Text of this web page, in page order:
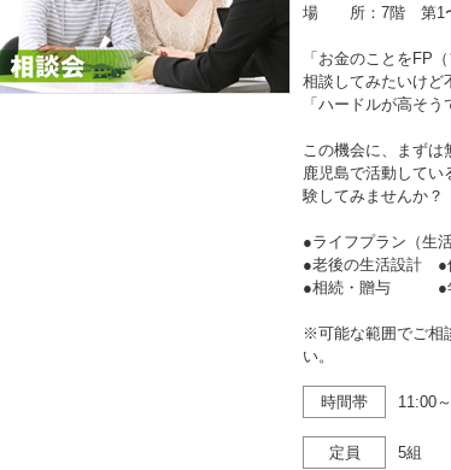
場 所：7階 第1〜
「お金のことをFP
相談してみたいけど
「ハードルが高そ
この機会に、まずは
鹿児島で活動して
験してみませんか？
●ライフプラン（
●老後の生活設
●相続・贈与 ●
※可能な範囲でご相
い。
時間帯 11:00
定員 5組